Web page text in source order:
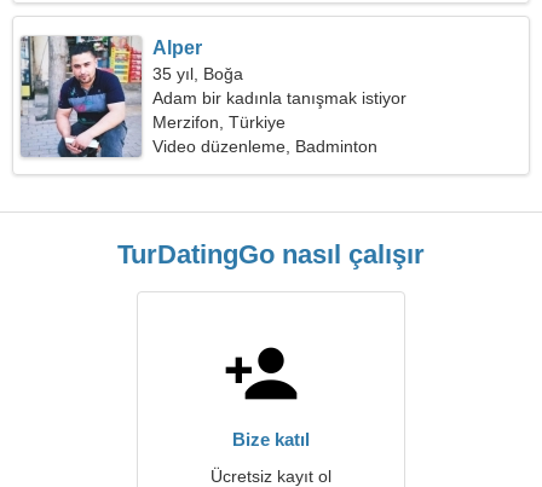
Alper
35 yıl, Boğa
Adam bir kadınla tanışmak istiyor
Merzifon, Türkiye
Video düzenleme, Badminton
TurDatingGo nasıl çalışır
Bize katıl
Ücretsiz kayıt ol